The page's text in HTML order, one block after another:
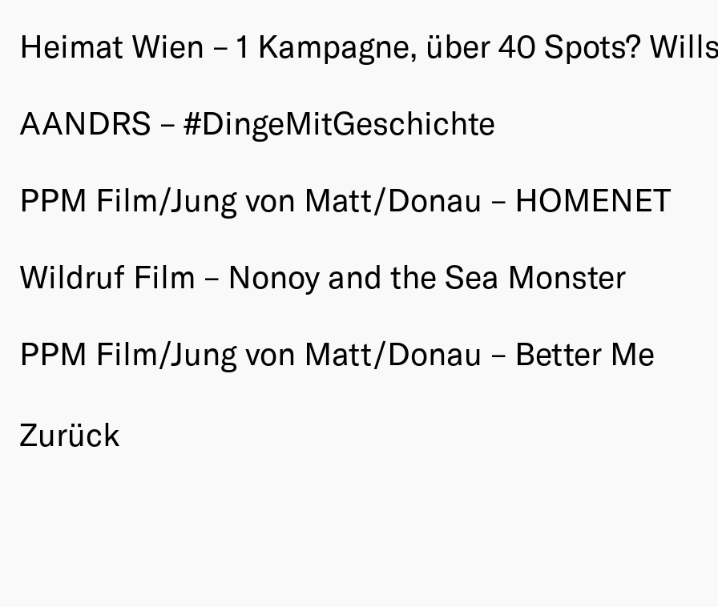
Heimat Wien – 1 Kampagne, über 40 Spots?
AANDRS – #DingeMitGeschichte
PPM Film/Jung von Matt/Donau – HOMENET
Wildruf Film – Nonoy and the Sea Monster
PPM Film/Jung von Matt/Donau – Better Me
Zurück